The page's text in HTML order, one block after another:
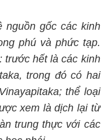
nguồn gốc các kinh
phú và phức tạp.
trước hết là các kinh
trong đó có hai
thể loại
xem là dịch lại từ
trung thực với các